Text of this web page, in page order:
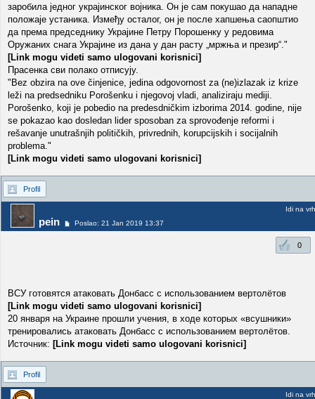
заробила једног украјинског војника. Он је сам покушао да нападне
положаје устаника. Између осталог, он је после хапшења саопштио
да према председнику Украјине Петру Порошенку у редовима
Оружаних снага Украјине из дана у дан расту „мржња и презир“."
[Link mogu videti samo ulogovani korisnici]
Прасенка сви полако отписују.
"Bez obzira na ove činjenice, jedina odgovornost za (ne)izlazak iz krize
leži na predsedniku Porošenku i njegovoj vladi, analiziraju mediji.
Porošenko, koji je pobedio na predesdničkim izborima 2014. godine, nije
se pokazao kao dosledan lider sposoban za sprovođenje reformi i
rešavanje unutrašnjih političkih, privrednih, korupcijskih i socijalnih
problema."
[Link mogu videti samo ulogovani korisnici]
Profil
pein Poslao: 21 Jan 2019 13:37
Idi na vrh
0
ВСУ готовятся атаковать Донбасс с использованием вертолётов
[Link mogu videti samo ulogovani korisnici]
20 января на Украине прошли учения, в ходе которых «всушники»
тренировались атаковать Донбасс с использованием вертолётов.
Источник: [Link mogu videti samo ulogovani korisnici]
Profil
Idi na vrh